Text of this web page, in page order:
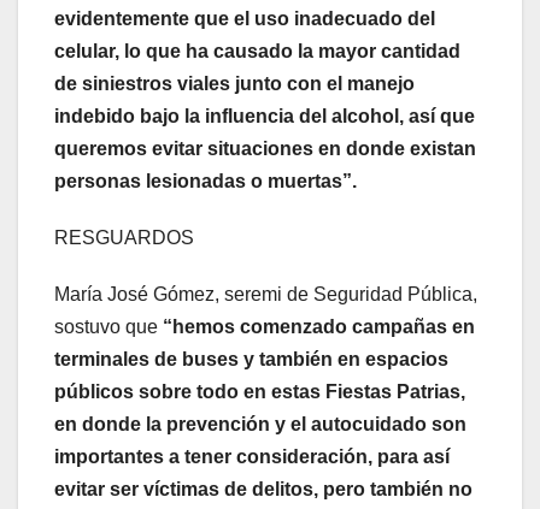
evidentemente que el uso inadecuado del
celular, lo que ha causado la mayor cantidad
de siniestros viales junto con el manejo
indebido bajo la influencia del alcohol, así que
queremos evitar situaciones en donde existan
personas lesionadas o muertas”.
RESGUARDOS
María José Gómez, seremi de Seguridad Pública,
sostuvo que “hemos comenzado campañas en
terminales de buses y también en espacios
públicos sobre todo en estas Fiestas Patrias,
en donde la prevención y el autocuidado son
importantes a tener consideración, para así
evitar ser víctimas de delitos, pero también no